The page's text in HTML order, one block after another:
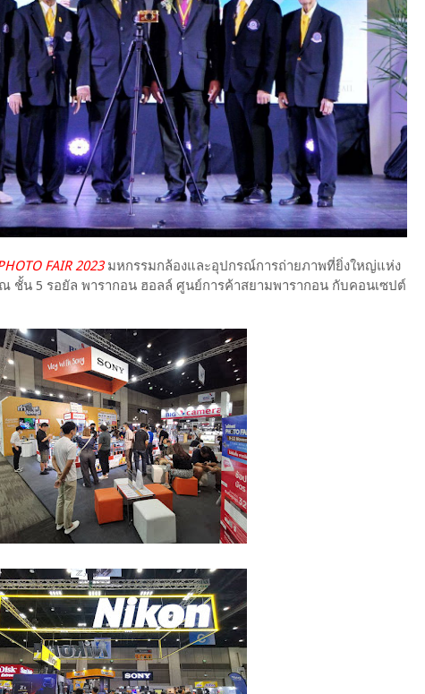
FAIR 2023 มหกรรมกล้องและอุปกรณ์การถ่ายภาพที่ยิ่งใหญ่แห่ง
ชั้น 5 รอยัล พารากอน ฮอลล์ ศูนย์การค้าสยามพารากอน กับคอนเซปต์